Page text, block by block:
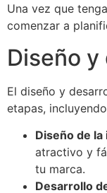
Una vez que
comenzar a
Diseño
El diseño y
etapas,
Diseño de
atractivo y
tu marca.
Desarrollo